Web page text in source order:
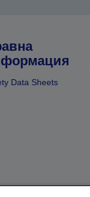
Data Sheets